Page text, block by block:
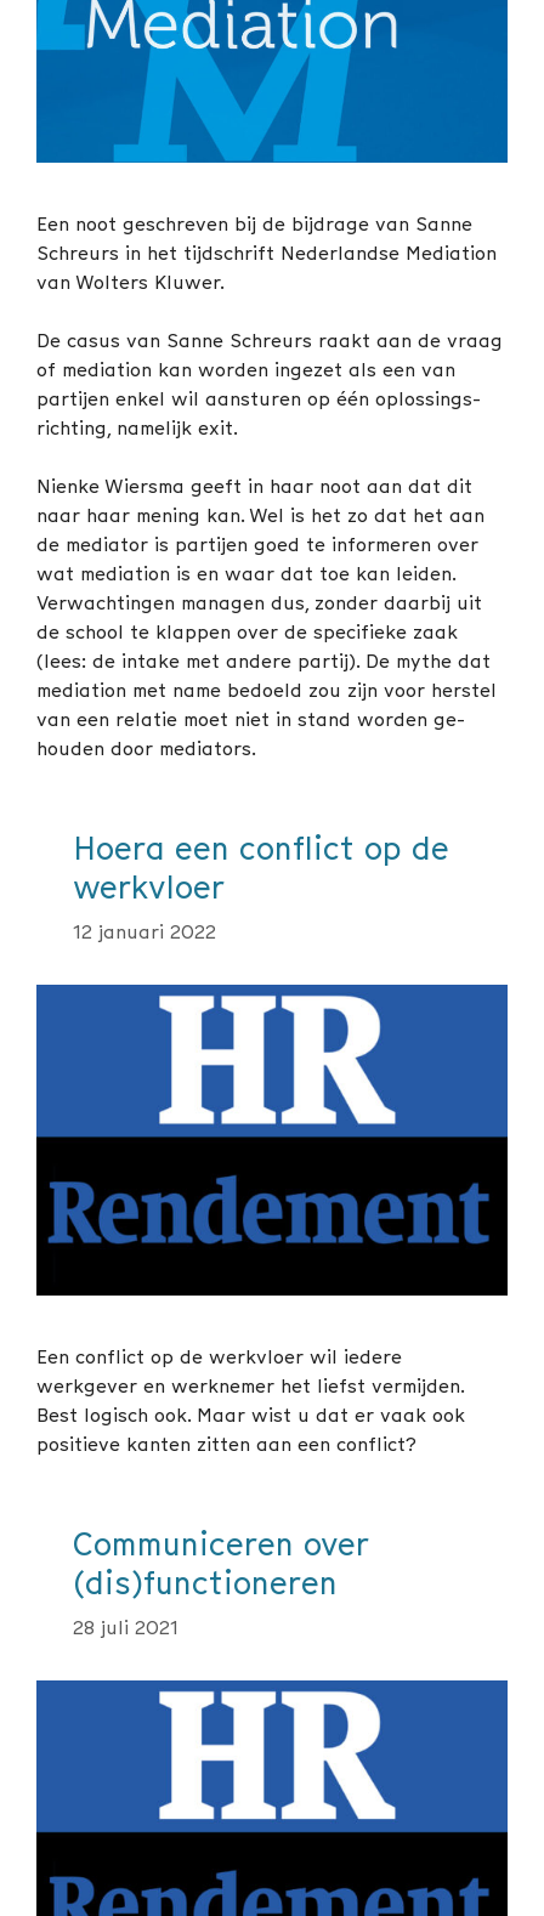
Een noot geschreven bij de bijdrage van Sanne
Schreurs in het tijdschrift Nederlandse Mediation
van Wolters Kluwer.
De casus van Sanne Schreurs raakt aan de vraag
of mediation kan worden ingezet als een van
partijen enkel wil aansturen op één oplossings-
richting, namelijk exit.
Nienke Wiersma geeft in haar noot aan dat dit
naar haar mening kan. Wel is het zo dat het aan
de mediator is partijen goed te informeren over
wat mediation is en waar dat toe kan leiden.
Verwachtingen managen dus, zonder daarbij uit
de school te klappen over de specifieke zaak
(lees: de intake met andere partij). De mythe dat
mediation met name bedoeld zou zijn voor herstel
van een relatie moet niet in stand worden ge-
houden door mediators.
Hoera een conflict op de
werkvloer
12 januari 2022
Een conflict op de werkvloer wil iedere
werkgever en werknemer het liefst vermijden.
Best logisch ook. Maar wist u dat er vaak ook
positieve kanten zitten aan een conflict?
Communiceren over
(dis)functioneren
28 juli 2021